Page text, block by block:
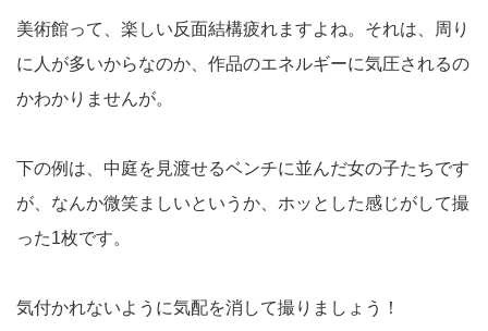
美術館って、楽しい反面結構疲れますよね。それは、周り
に人が多いからなのか、作品のエネルギーに気圧されるの
かわかりませんが。
下の例は、中庭を見渡せるベンチに並んだ女の子たちです
が、なんか微笑ましいというか、ホッとした感じがして撮
った1枚です。
気付かれないように気配を消して撮りましょう！